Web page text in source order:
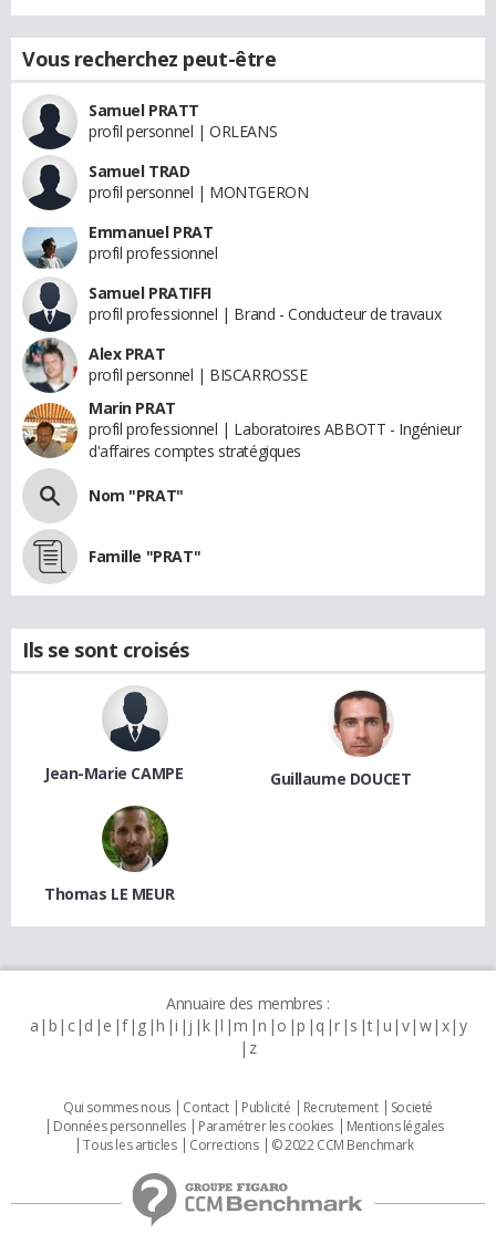
Vous recherchez peut-être
Samuel PRATT
profil personnel | ORLEANS
Samuel TRAD
profil personnel | MONTGERON
Emmanuel PRAT
profil professionnel
Samuel PRATIFFI
profil professionnel | Brand - Conducteur de travaux
Alex PRAT
profil personnel | BISCARROSSE
Marin PRAT
profil professionnel | Laboratoires ABBOTT - Ingénieur
d'affaires comptes stratégiques
Nom "PRAT"
Famille "PRAT"
Ils se sont croisés
Jean-Marie CAMPE Guillaume DOUCET
Thomas LE MEUR
Annuaire des membres :
a b c d e f g h i j k l m n o p q r s t u v w x y
z
Qui sommes nous Contact Publicité Recrutement
Societé
Données personnelles
Paramétrer les cookies
Mentions légales
Tous les articles
Corrections © 2022 CCM Benchmark